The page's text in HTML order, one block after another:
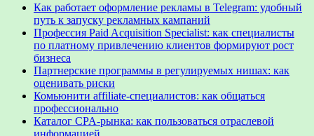
Как работает оформление рекламы в Telegram: удобный
путь к запуску рекламных кампаний
Профессия Paid Acquisition Specialist: как специалисты
по платному привлечению клиентов формируют рост
бизнеса
Партнерские программы в регулируемых нишах: как
оценивать риски
Комьюнити affiliate-специалистов: как общаться
профессионально
Каталог CPA-рынка: как пользоваться отраслевой
информацией